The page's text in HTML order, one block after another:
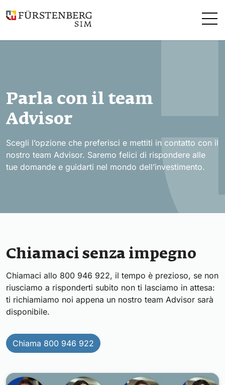
Parla con il team
Advisor
Scegli l’opzione che preferisci e mettiti in contatto con il
nostro team Advisor. Saremo felici di rispondere alle
tue domande e guidarti nel mondo dell’investimento.
Chiamaci senza impegno
Chiamaci allo 800 946 922, il tempo è prezioso, se non
riusciamo a risponderti subito non ti lasciamo in attesa:
ti richiamiamo noi appena un nostro team Advisor sarà
disponibile.
Chiama 800 946 922